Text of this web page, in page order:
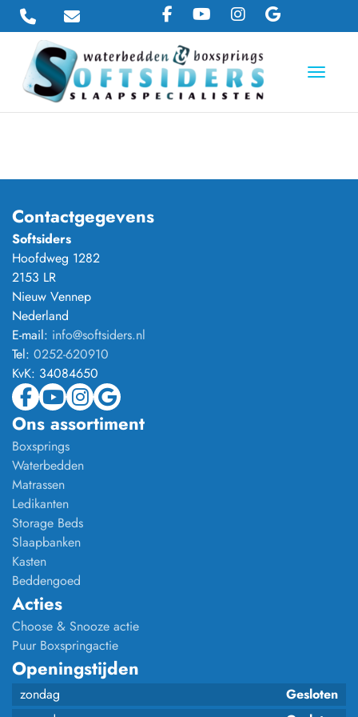
Toggle
Contactgegevens
Softsiders
Hoofdweg 1282
2153 LR
Nieuw Vennep
Nederland
E-mail: info@softsiders.nl
Tel: 0252-620910
KvK: 34084650
Ons assortiment
Boxsprings
Waterbedden
Matrassen
Ledikanten
Storage Beds
Slaapbanken
Kasten
Beddengoed
Acties
Choose & Snooze actie
Puur Boxspringactie
Openingstijden
zondag
Gesloten